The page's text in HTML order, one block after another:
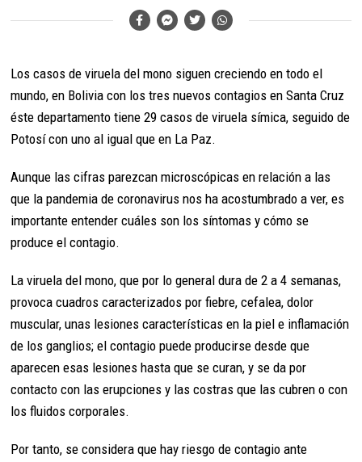
Los casos de viruela del mono siguen creciendo en todo el
mundo, en Bolivia con los tres nuevos contagios en Santa Cruz
éste departamento tiene 29 casos de viruela símica, seguido de
Potosí con uno al igual que en La Paz.
Aunque las cifras parezcan microscópicas en relación a las
que la pandemia de coronavirus nos ha acostumbrado a ver, es
importante entender cuáles son los síntomas y cómo se
produce el contagio.
La viruela del mono, que por lo general dura de 2 a 4 semanas,
provoca cuadros caracterizados por fiebre, cefalea, dolor
muscular, unas lesiones características en la piel e inflamación
de los ganglios; el contagio puede producirse desde que
aparecen esas lesiones hasta que se curan, y se da por
contacto con las erupciones y las costras que las cubren o con
los fluidos corporales.
Por tanto, se considera que hay riesgo de contagio ante